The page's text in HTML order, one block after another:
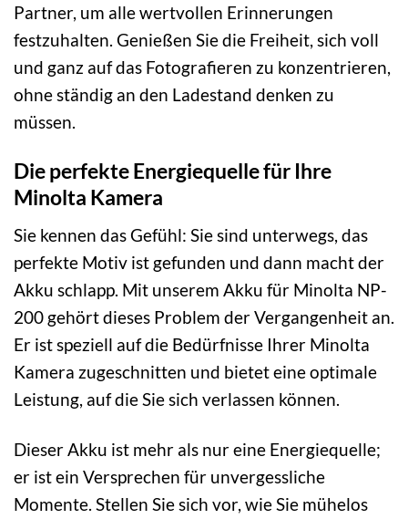
Partner, um alle wertvollen Erinnerungen
festzuhalten. Genießen Sie die Freiheit, sich voll
und ganz auf das Fotografieren zu konzentrieren,
ohne ständig an den Ladestand denken zu
müssen.
Die perfekte Energiequelle für Ihre
Minolta Kamera
Sie kennen das Gefühl: Sie sind unterwegs, das
perfekte Motiv ist gefunden und dann macht der
Akku schlapp. Mit unserem Akku für Minolta NP-
200 gehört dieses Problem der Vergangenheit an.
Er ist speziell auf die Bedürfnisse Ihrer Minolta
Kamera zugeschnitten und bietet eine optimale
Leistung, auf die Sie sich verlassen können.
Dieser Akku ist mehr als nur eine Energiequelle;
er ist ein Versprechen für unvergessliche
Momente. Stellen Sie sich vor, wie Sie mühelos